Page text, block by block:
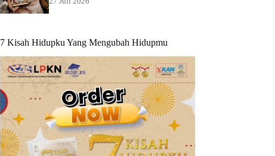
7 Kisah Hidupku Yang Mengubah Hidupmu